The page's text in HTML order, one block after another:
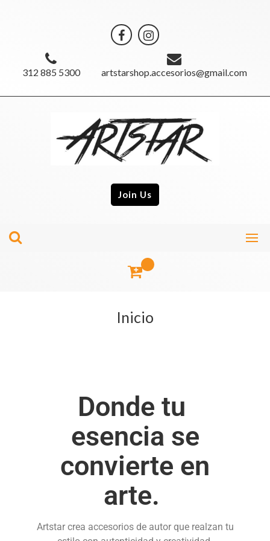
312 885 5300 artstarshop.accesorios@gmail.com
Join Us
Inicio
Donde tu
esencia se
convierte en
arte.
Artstar crea accesorios de autor que realzan tu